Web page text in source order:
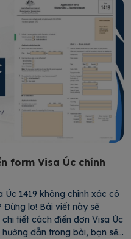
form Visa Úc chính
1419 không chính xác có
Đừng lo! Bài viết này sẽ
tiết cách điền đơn Visa Úc
dẫn trong bài, bạn sẽ